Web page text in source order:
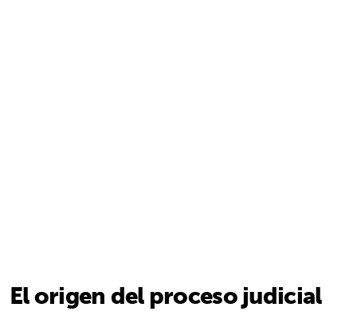
El origen del proceso judicial